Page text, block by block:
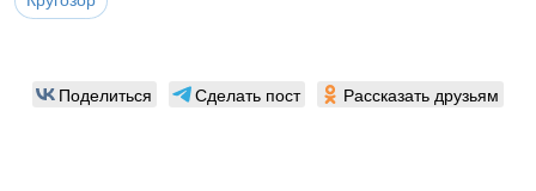
Поделиться Сделать пост Рассказать друзьям